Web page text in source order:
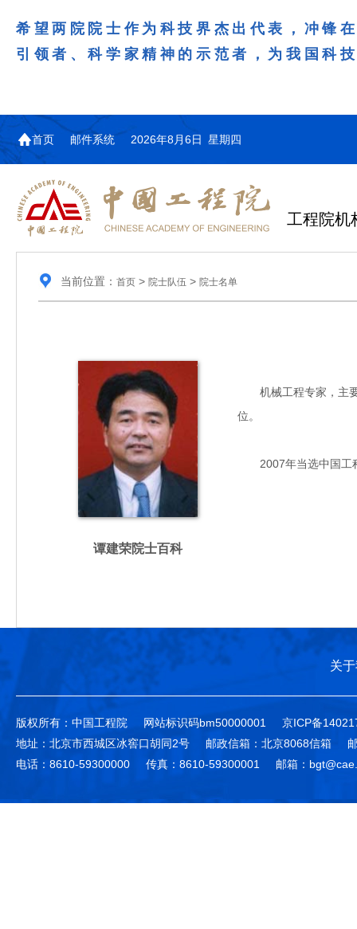
希望两院院士作为科技界杰出代表，冲锋
引领者、科学家精神的示范者，为我国科
首页 邮件系统 2026年8月6日 星期四
工程院机
当前位置： 首页> 院士队伍 > 院士名单
谭建荣院士百科
机械工程专家，主要
位。
2007年当选中国工
关
版权所有：中国工程院 网站标识码bm50000001
京ICP备
地址：北京市西城区冰窖口胡同2号
邮政信箱：北京8068信箱
电话：8610-59300000
传真：8610-59300001 邮箱：